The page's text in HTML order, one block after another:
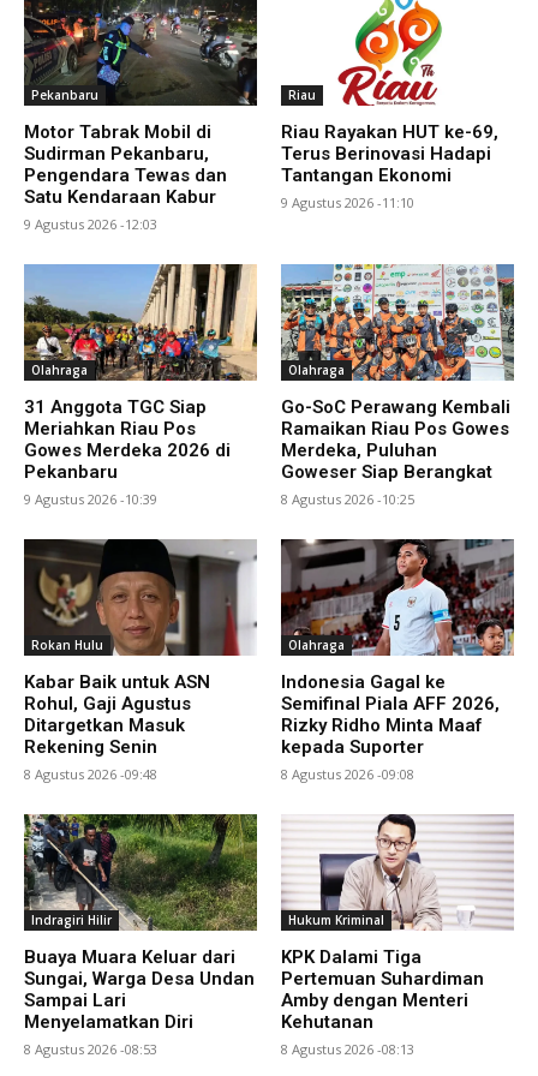
Pekanbaru
Motor Tabrak Mobil di
Sudirman Pekanbaru,
Pengendara Tewas dan
Satu Kendaraan Kabur
9 Agustus 2026 -12:03
Riau
Riau Rayakan HUT ke-69,
Terus Berinovasi Hadapi
Tantangan Ekonomi
9 Agustus 2026 -11:10
Olahraga
31 Anggota TGC Siap
Meriahkan Riau Pos
Gowes Merdeka 2026 di
Pekanbaru
9 Agustus 2026 -10:39
Olahraga
Go-SoC Perawang Kembali
Ramaikan Riau Pos Gowes
Merdeka, Puluhan
Goweser Siap Berangkat
8 Agustus 2026 -10:25
Rokan Hulu
Kabar Baik untuk ASN
Rohul, Gaji Agustus
Ditargetkan Masuk
Rekening Senin
8 Agustus 2026 -09:48
Olahraga
Indonesia Gagal ke
Semifinal Piala AFF 2026,
Rizky Ridho Minta Maaf
kepada Suporter
8 Agustus 2026 -09:08
Indragiri Hilir
Buaya Muara Keluar dari
Sungai, Warga Desa Undan
Sampai Lari
Menyelamatkan Diri
8 Agustus 2026 -08:53
Hukum Kriminal
KPK Dalami Tiga
Pertemuan Suhardiman
Amby dengan Menteri
Kehutanan
8 Agustus 2026 -08:13